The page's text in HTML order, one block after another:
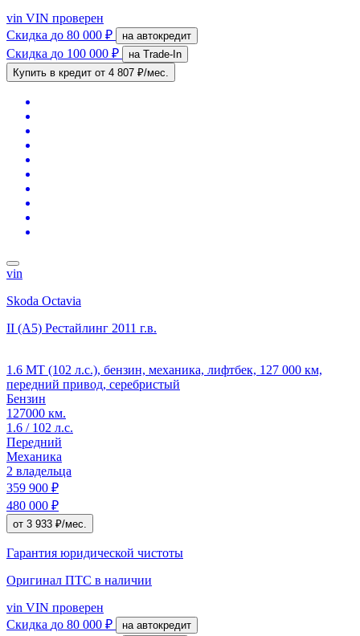
vin VIN проверен
Скидка до 80 000 ₽ на автокредит
Скидка до 100 000 ₽
на Trade-In
Купить в кредит от 4 807 ₽/мес.
vin
Skoda Octavia
II (A5) Рестайлинг 2011 г.в.
1.6 MT (102 л.с.), бензин, механика, лифтбек, 127 000 км,
передний привод, серебристый
Бензин
127000 км.
1.6 / 102 л.с.
Передний
Механика
2 владельца
359 900 ₽
480 000 ₽
от 3 933 ₽/мес.
Гарантия юридической чистоты
Оригинал ПТС в наличии
vin VIN проверен
Скидка до 80 000 ₽ на автокредит